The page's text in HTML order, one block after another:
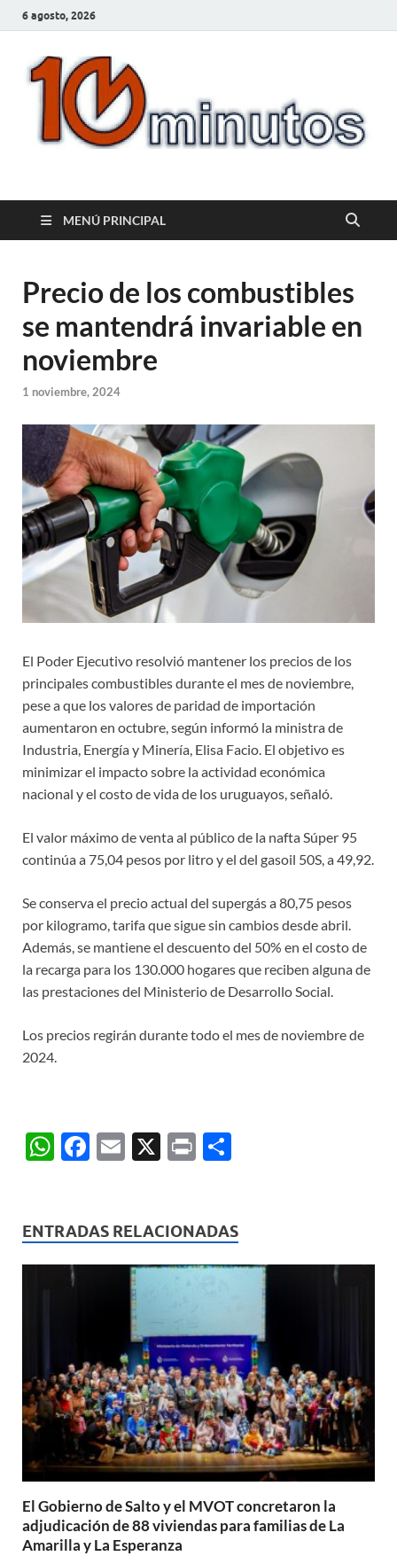
6 agosto, 2026
10minutos.com.uy
MENÚ PRINCIPAL
Precio de los combustibles
se mantendrá invariable en
noviembre
1 noviembre, 2024
El Poder Ejecutivo resolvió mantener los precios de los
principales combustibles durante el mes de noviembre,
pese a que los valores de paridad de importación
aumentaron en octubre, según informó la ministra de
Industria, Energía y Minería, Elisa Facio. El objetivo es
minimizar el impacto sobre la actividad económica
nacional y el costo de vida de los uruguayos, señaló.
El valor máximo de venta al público de la nafta Súper 95
continúa a 75,04 pesos por litro y el del gasoil 50S, a 49,92.
Se conserva el precio actual del supergás a 80,75 pesos
por kilogramo, tarifa que sigue sin cambios desde abril.
Además, se mantiene el descuento del 50% en el costo de
la recarga para los 130.000 hogares que reciben alguna de
las prestaciones del Ministerio de Desarrollo Social.
Los precios regirán durante todo el mes de noviembre de
2024.
W
s
A
F
b
o
E
X
P
p
ar
ENTRADAS RELACIONADAS
El Gobierno de Salto y el MVOT concretaron la
adjudicación de 88 viviendas para familias de La
Amarilla y La Esperanza